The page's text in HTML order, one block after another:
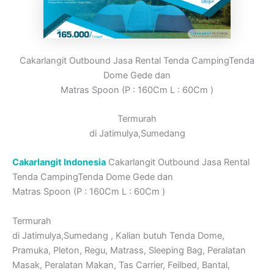
Cakarlangit Outbound Jasa Rental Tenda CampingTenda
Dome Gede dan
Matras Spoon (P : 160Cm L : 60Cm )
Termurah
di Jatimulya,Sumedang
Cakarlangit Indonesia Cakarlangit Outbound Jasa Rental
Tenda CampingTenda Dome Gede dan
Matras Spoon (P : 160Cm L : 60Cm )
Termurah
di Jatimulya,Sumedang , Kalian butuh Tenda Dome,
Pramuka, Pleton, Regu, Matrass, Sleeping Bag, Peralatan
Masak, Peralatan Makan, Tas Carrier, Feilbed, Bantal,